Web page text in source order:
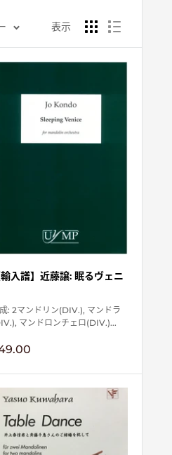
表示
輸入譜】近藤譲: 眠るヴェニ
: 2マンドリン(DIV.), マンドラ
マンドロンチェロ(DIV.)...